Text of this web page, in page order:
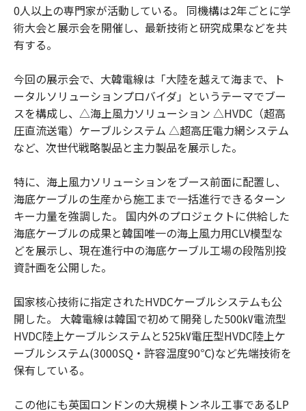
0人以上の専門家が活動している。 同機構は2年ごとに学
術大会と展示会を開催し、最新技術と研究成果などを共
有する。
今回の展示会で、大韓電線は「大陸を越えて海まで、ト
ータルソリューションプロバイダ」というテーマでブー
スを構成し、△海上風力ソリューション △HVDC（超高
圧直流送電）ケーブルシステム △超高圧電力網システム
など、次世代戦略製品と主力製品を展示した。
特に、海上風力ソリューションをブース前面に配置し、
海底ケーブルの生産から施工まで一括進行できるターン
キー力量を強調した。 国内外のプロジェクトに供給した
海底ケーブルの成果と韓国唯一の海上風力用CLV模型な
どを展示し、現在進行中の海底ケーブル工場の段階別投
資計画を公開した。
国家核心技術に指定されたHVDCケーブルシステムも公
開した。 大韓電線は韓国で初めて開発した500㎸電流型
HVDC陸上ケーブルシステムと525㎸電圧型HVDC陸上ケ
ーブルシステム(3000SQ・許容温度90℃)など先端技術を
保有している。
この他にも英国ロンドンの大規模トンネル工事であるLP